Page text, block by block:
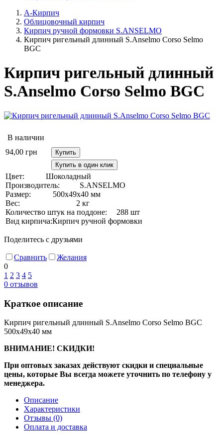
А-Кирпич
Облицовочный кирпич
Кирпич ручной формовки S.ANSELMO
Кирпич ригельный длинный S.Anselmo Corso Selmo
BGC
Кирпич ригельный длинный
S.Anselmo Corso Selmo BGC
В наличии
94,00 грн
Купить
Купить в один клик
Цвет:
Шоколадный
Производитель:
S.ANSELMO
Размер:
500х49х40 мм
Вес:
2 кг
Количество штук на поддоне:
288 шт
Вид кирпича:Кирпич ручной формовки
Поделитесь с друзьями
Сравнить
Желания
0
1 2 3 4 5
0 отзывов
Краткое описание
Кирпич ригельный длинный S.Anselmo Corso Selmo BGC
500х49х40 мм
ВНИМАНИЕ! СКИДКИ!
При оптовых заказах действуют скидки и специальные
цены, которые Вы всегда можете уточнить по телефону у
менеджера.
Описание
Характеристики
Отзывы (0)
Оплата и доставка